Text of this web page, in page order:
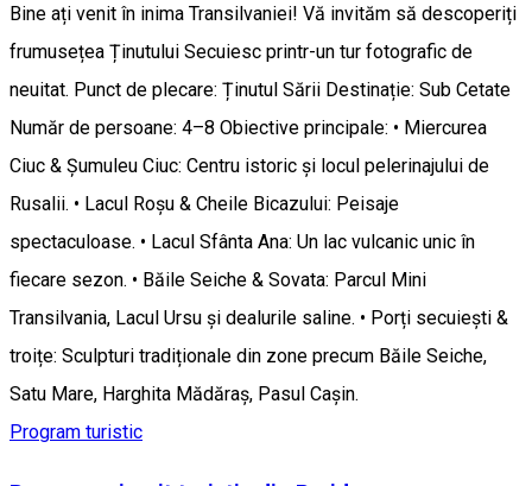
Bine ați venit în inima Transilvaniei! Vă invităm să descoperiți
frumusețea Ținutului Secuiesc printr-un tur fotografic de
neuitat. Punct de plecare: Ținutul Sării Destinație: Sub Cetate
Număr de persoane: 4–8 Obiective principale: • Miercurea
Ciuc & Șumuleu Ciuc: Centru istoric și locul pelerinajului de
Rusalii. • Lacul Roșu & Cheile Bicazului: Peisaje
spectaculoase. • Lacul Sfânta Ana: Un lac vulcanic unic în
fiecare sezon. • Băile Seiche & Sovata: Parcul Mini
Transilvania, Lacul Ursu și dealurile saline. • Porți secuiești &
troițe: Sculpturi tradiționale din zone precum Băile Seiche,
Satu Mare, Harghita Mădăraș, Pasul Caşin.
Program turistic